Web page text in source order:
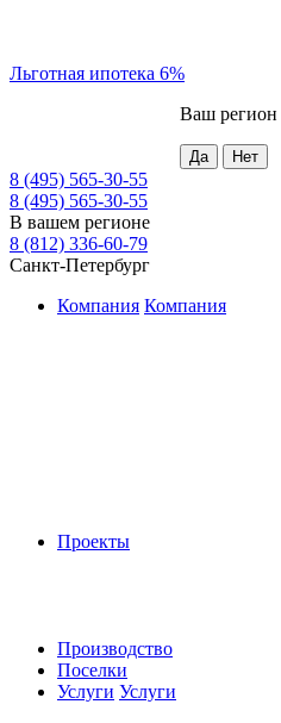
Льготная ипотека 6%
Ваш регион
8 (495) 565-30-55
8 (495) 565-30-55
В вашем регионе
8 (812) 336-60-79
Санкт-Петербург
Компания Компания
Проекты
Производство
Поселки
Услуги Услуги